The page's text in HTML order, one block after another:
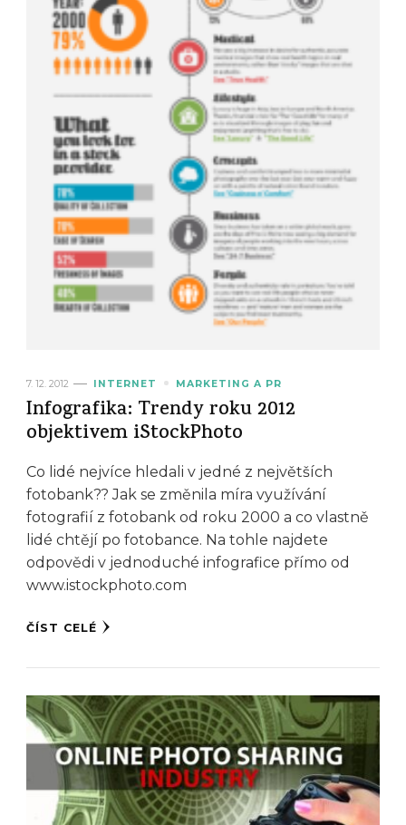
7. 12. 2012 INTERNET MARKETING A PR
Infografika: Trendy roku 2012
objektivem iStockPhoto
Co lidé nejvíce hledali v jedné z největších
fotobank?? Jak se změnila míra využívání
fotografií z fotobank od roku 2000 a co vlastně
lidé chtějí po fotobance. Na tohle najdete
odpovědi v jednoduché infografice přímo od
www.istockphoto.com
ČÍST CELÉ